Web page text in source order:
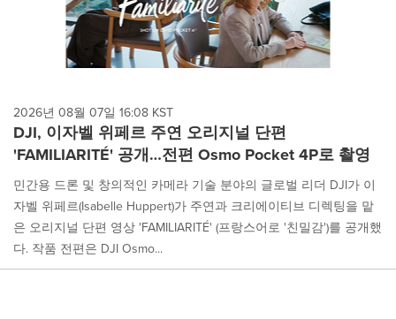
2026년 08월 07일 16:08 KST
DJI, 이자벨 위페르 주연 오리지널 단편
'FAMILIARITÉ' 공개…전편 Osmo Pocket 4P로 촬영
민간용 드론 및 창의적인 카메라 기술 분야의 글로벌 리더 DJI가 이
자벨 위페르(Isabelle Huppert)가 주연과 크리에이티브 디렉팅을 맡
은 오리지널 단편 영상 'FAMILIARITÉ' (프랑스어로 '친밀감')를 공개했
다. 작품 전편은 DJI Osmo...